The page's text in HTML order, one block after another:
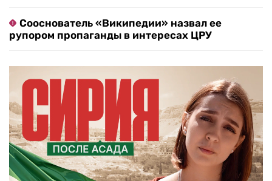
Сооснователь «Википедии» назвал ее
рупором пропаганды в интересах ЦРУ